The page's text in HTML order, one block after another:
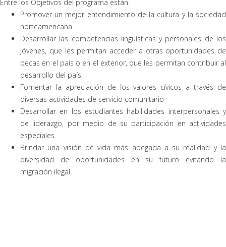
Entre los Objetivos del programa están:
Promover un mejor entendimiento de la cultura y la sociedad
norteamericana.
Desarrollar las competencias lingüísticas y personales de los
jóvenes, que les permitan acceder a otras oportunidades de
becas en el país o en el exterior, que les permitan contribuir al
desarrollo del país.
Fomentar la apreciación de los valores cívicos a través de
diversas actividades de servicio comunitario
Desarrollar en los estudiantes habilidades interpersonales y
de liderazgo, por medio de su participación en actividades
especiales.
Brindar una visión de vida más apegada a su realidad y la
diversidad de oportunidades en su futuro evitando la
migración ilegal.